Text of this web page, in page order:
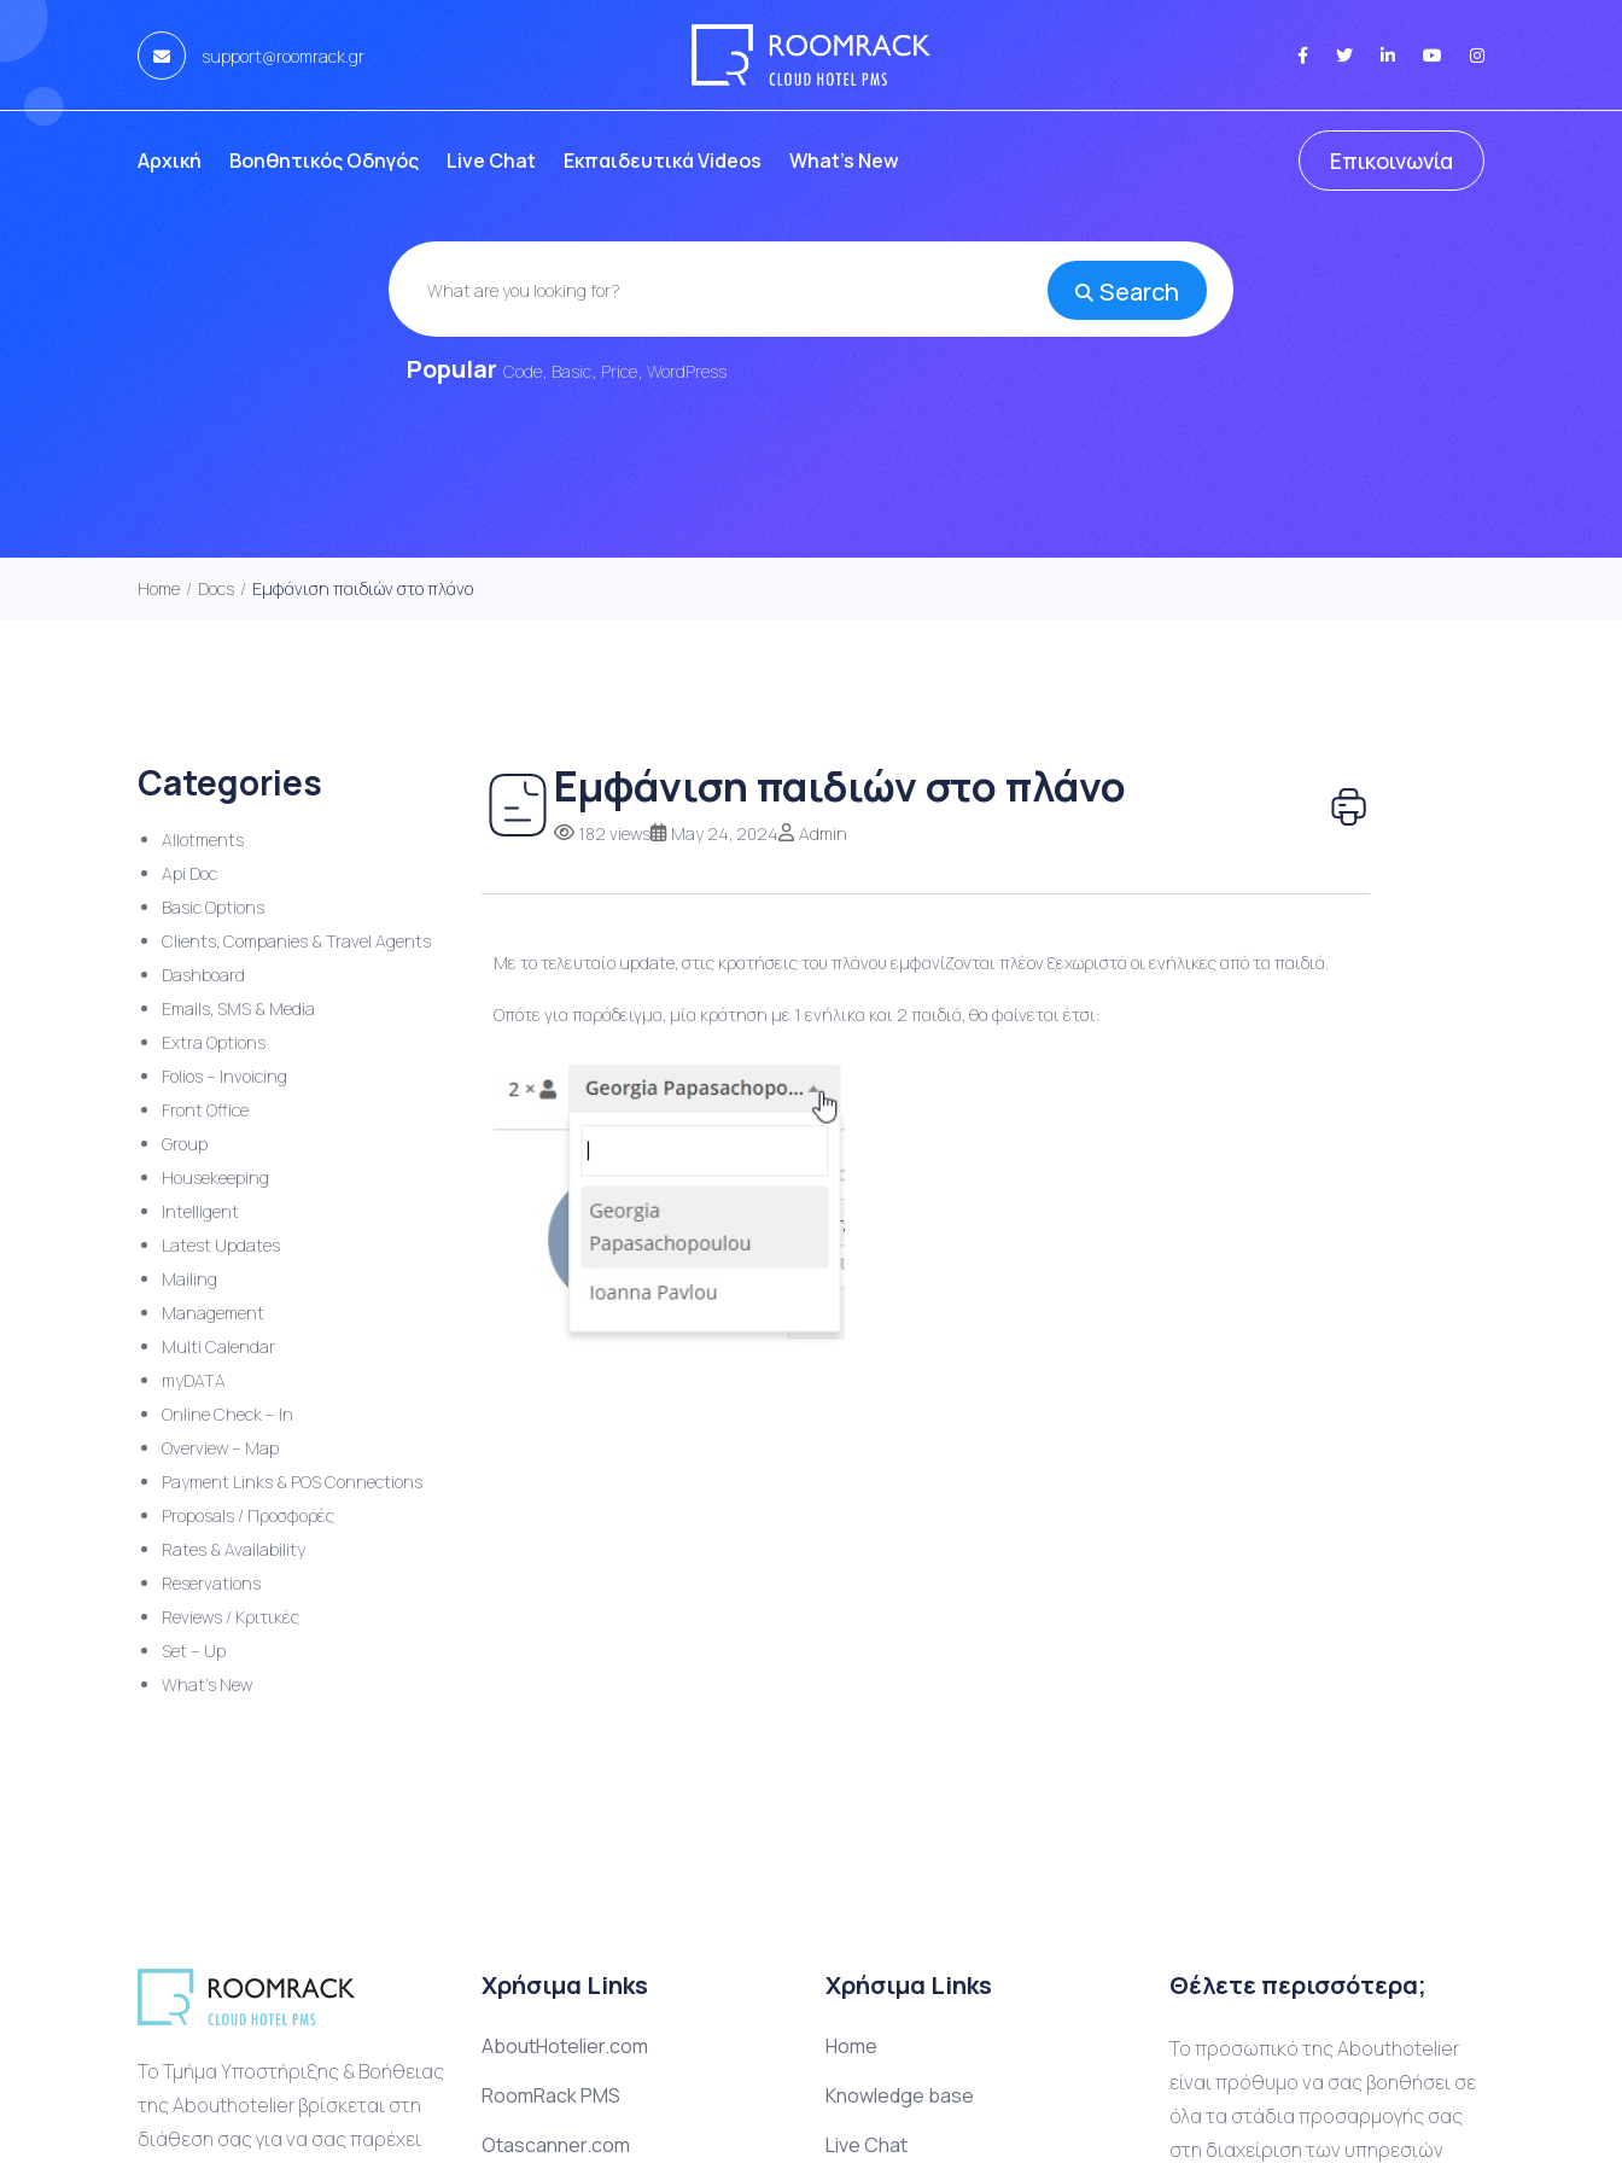
support@roomrack.gr
Αρχική Βοηθητικός Οδηγός Live Chat Eκπαιδευτικά Videos What’s New Επικοινωνία
Search
Popular Code Basic Price WordPress
Home / Docs / Εμφάνιση παιδιών στο πλάνο
Categories
Allotments
Api Doc
Basic Options
Clients, Companies & Travel Agents
Dashboard
Emails, SMS & Media
Extra Options
Folios – Invoicing
Front Office
Group
Housekeeping
Intelligent
Latest Updates
Mailing
Management
Multi Calendar
myDATA
Online Check – In
Overview – Map
Payment Links & POS Connections
Proposals / Προσφορές
Rates & Availability
Reservations
Reviews / Κριτικές
Set – Up
What’s New
Εμφάνιση παιδιών στο πλάνο
182 views May 24, 2024 Admin
Με το τελευταίο update, στις κρατήσεις του πλάνου εμφανίζονται πλέον ξεχωριστά οι ενήλικες από τα παιδιά.
Οπότε για παράδειγμα, μία κράτηση με 1 ενήλικα και 2 παιδιά, θα φαίνεται έτσι:
Το Τμήμα Υποστήριξης & Βοήθειας
της Abouthotelier βρίσκεται στη
διάθεση σας για να σας παρέχει
Χρήσιμα Links
AboutHotelier.com
RoomRack PMS
Otascanner.com
Χρήσιμα Links
Home
Knowledge base
Live Chat
Θέλετε περισσότερα;
Το προσωπικό της Abouthotelier
είναι πρόθυμο να σας βοηθήσει σε
όλα τα στάδια προσαρμογής σας
στη διαχείριση των υπηρεσιών